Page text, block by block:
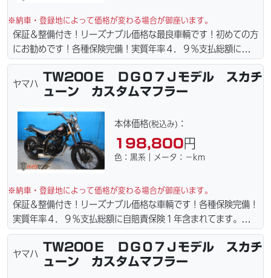
※納車・登録地によって価格が変わる場合が御座います。
保証＆整備付き！リーズナブル価格な最良車輌です！初めての方
にお勧めです！各種保険完備！実質年率４．９％支払総額に自賠
責保険１年含まれてます。全国どこでも１万円〜4.5万円にて配
達致します！！（離島の場合は港止めになります）ｗｅｂロー
ン・カード各種取り扱ってます。タイヤ・ブレーキパッド・ベル
ズナブルな価格にて消耗品交換プラン１万〜ご用意しておりま
す。詳しくはお問合わせ下さい。ご契約後の取り置き＆保管無料
サービス行ってます。当社ホームページにて詳細画像見れます。
ヤマハ
TW200Ｅ ＤＧ０７Ｊモデル スカチ
ューン カスタムマフラー
本体価格(税込み) ：
198,800円
色：黒系｜メータ：－km
※納車・登録地によって価格が変わる場合が御座います。
保証＆整備付き！リーズナブル価格な車輌です！各種保険完備！
実質年率４．９％支払総額に自賠責保険１年含まれてます。全国
どこでも１万円〜4.5万円にて配達致します！！（離島の場合は
港止めになります）。☆盗難保険加入可能！ｗｅｂローン・カー
ド各種取り扱ってます。仕様変更からレストアまで、お気軽にお
ヤマハ
TW200Ｅ ＤＧ０７Ｊモデル スカチ
ューン カスタムマフラー